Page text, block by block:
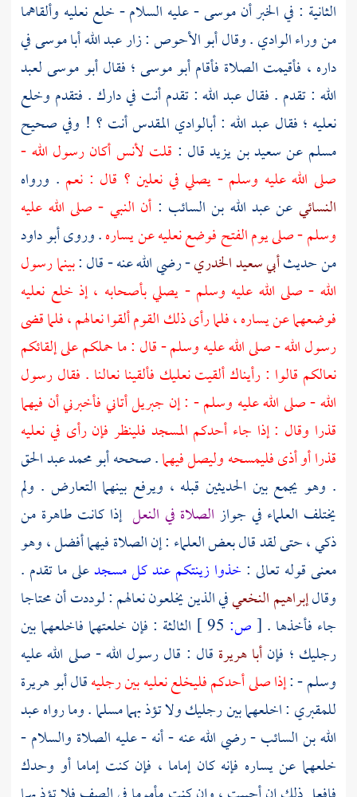
الثانية : في الخبر أنموسى- عليه السلام - خلع نعليه وألقاهما
من وراء الوادي . وقالأبو الأحوص: زارعبد اللهأبا موسىفي
داره ، فأقيمت الصلاة فأقامأبو موسى؛ فقالأبو موسىلعبد
الله : تقدم . فقالعبد الله: تقدم أنت في دارك . فتقدم وخلع
نعليه ؛ فقال عبد الله :أبالوادي المقدسأنت ؟ ! وفي صحيح
مسلم عنسعيد بن يزيدقال : قلت لأنسأكان رسول الله -
صلى الله عليه وسلم - يصلي في نعلين ؟ قال : نعم . ورواه
النسائي عنعبد الله بن السائب : أن النبي - صلى الله عليه
وسلم - صلى يوم الفتح فوضع نعليه عن يساره. وروىأبو داود
من حديثأبي سعيد الخدري- رضي الله عنه - قال :بينما رسول
الله - صلى الله عليه وسلم - يصلي بأصحابه ، إذ خلع نعليه
فوضعهما عن يساره ، فلما رأى ذلك القوم ألقوا نعالهم ، فلما قضى
رسول الله - صلى الله عليه وسلم - قال : ما حملكم على إلقائكم
نعالكم قالوا : رأيناك ألقيت نعليك فألقينا نعالنا . فقال رسول
الله - صلى الله عليه وسلم - : إن جبريلأتاني فأخبرني أن فيهما
قذرا وقال : إذا جاء أحدكم المسجد فلينظر فإن رأى في نعليه
قذرا أو أذى فليمسحه وليصل فيهما. صححهأبو محمد عبد الحق
. وهو يجمع بين الحديثين قبله ، ويرفع بينهما التعارض . ولم
يختلف العلماء في جواز الصلاة في النعل إذا كانت طاهرة من
ذكي ، حتى لقد قال بعض العلماء : إن الصلاة فيهما أفضل ، وهو
معنى قوله تعالى : خذوا زينتكم عند كل مسجدعلى ما تقدم .
وقالإبراهيم النخعيفي الذين يخلعون نعالهم : لوددت أن محتاجا
جاء فأخذها . [ص:
الثالثة : فإن خلعتهما فاخلعهما بين
رجليك ؛ فإنأبا هريرة قال : قال رسول الله - صلى الله عليه
وسلم - :إذا صلى أحدكم فليخلع نعليه بين رجليهقالأبو هريرة
للمقبري : اخلعهما بين رجليك ولا تؤذ بهما مسلما . وما رواهعبد
الله بن السائب- رضي الله عنه - أنه - عليه الصلاة والسلام -
خلعهما عن يساره فإنه كان إماما ، فإن كنت إماما أو وحدك